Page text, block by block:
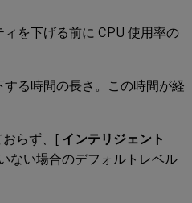
を下げる前に CPU 使用率の
る時間の長さ。この時間が経
おらず、[ インテリジェント
ない場合のデフォルトレベル